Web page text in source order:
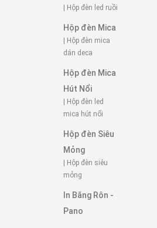
| Hộp đèn led ruồi
Hộp đèn Mica
| Hộp đèn mica
dán deca
Hộp đèn Mica
Hút Nổi
| Hộp đèn led
mica hút nổi
Hộp đèn Siêu
Mỏng
| Hộp đèn siêu
mỏng
In Băng Rôn -
Pano